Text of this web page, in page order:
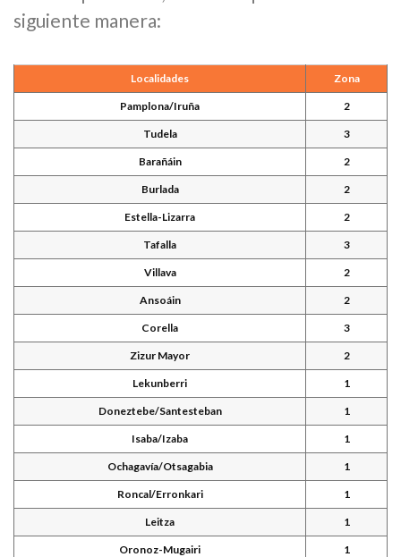
siguiente manera:
Localidades Zona
Pamplona/Iruña 2
Tudela 3
Barañáin 2
Burlada 2
Estella-Lizarra 2
Tafalla 3
Villava 2
Ansoáin 2
Corella 3
Zizur Mayor 2
Lekunberri 1
Doneztebe/Santesteban 1
Isaba/Izaba 1
Ochagavía/Otsagabia 1
Roncal/Erronkari 1
Leitza 1
Oronoz-Mugairi 1